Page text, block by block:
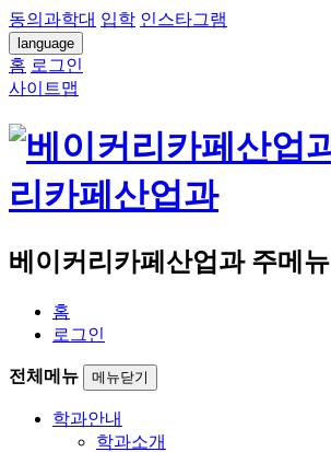
동의과학대 입학 인스타그램
language
홈 로그인
사이트맵
리카페산업과
베이커리카페산업과 주메뉴
홈
로그인
전체메뉴 메뉴닫기
학과안내
학과소개